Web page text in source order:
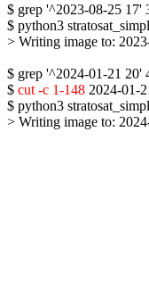
$ grep '^2023-08-25 17'
$ python3
$ grep '^2024-01-21 20'
$ cut -c 1-148 2024-01-
$ python3
> Writing image to: